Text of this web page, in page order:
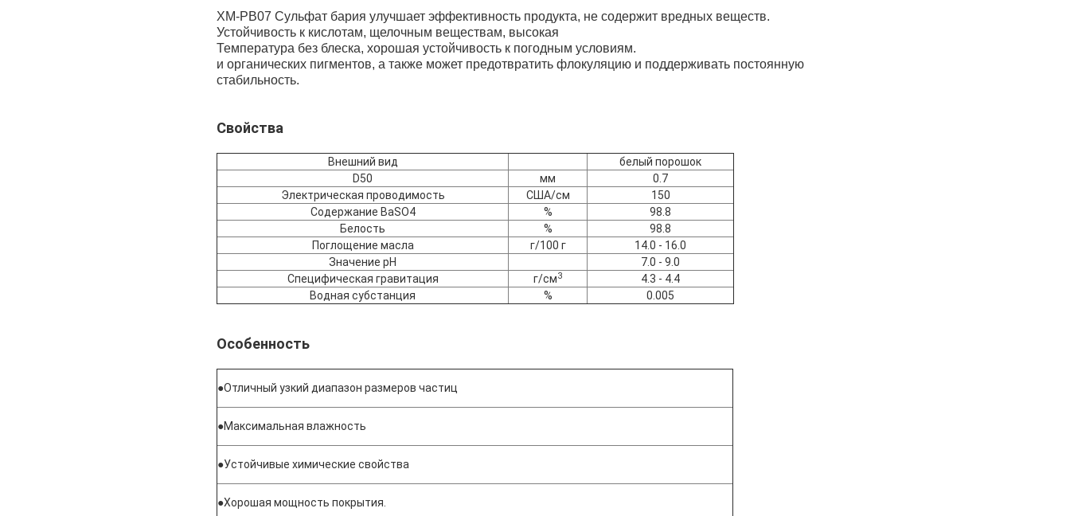
XM-PB07 Сульфат бария улучшает эффективность продукта, не содержит вредных веществ.
Устойчивость к кислотам, щелочным веществам, высокая
Температура без блеска, хорошая устойчивость к погодным условиям.
и органических пигментов, а также может предотвратить флокуляцию и поддерживать постоянную
стабильность.
Свойства
Внешний вид
белый порошок
D50
мм
0.7
Электрическая проводимость
США/см
150
Содержание BaSO4
%
98.8
Белость
%
98.8
Поглощение масла
г/100 г
14.0 - 16.0
Значение pH
7.0 - 9.0
Специфическая гравитация
г/см3
4.3 - 4.4
Водная субстанция
% 0.005
Особенность
●Отличный узкий диапазон размеров частиц
●Максимальная влажность
●Устойчивые химические свойства
●Хорошая мощность покрытия.